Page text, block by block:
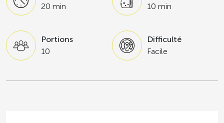
20 min
10 min
Portions
10
Difficulté
Facile